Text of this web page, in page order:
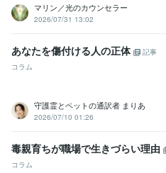
マリン／光のカウンセラー
2026/07/31 13:02
あなたを傷付ける人の正体
記事
コラム
守護霊とペットの通訳者 まりあ
2026/07/10 01:26
毒親育ちが職場で生きづらい理由
コラム